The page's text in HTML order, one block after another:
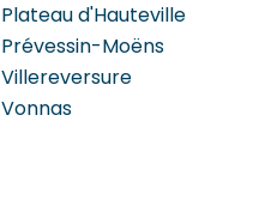
Plateau d'Hauteville
Prévessin-Moëns
Villereversure
Vonnas